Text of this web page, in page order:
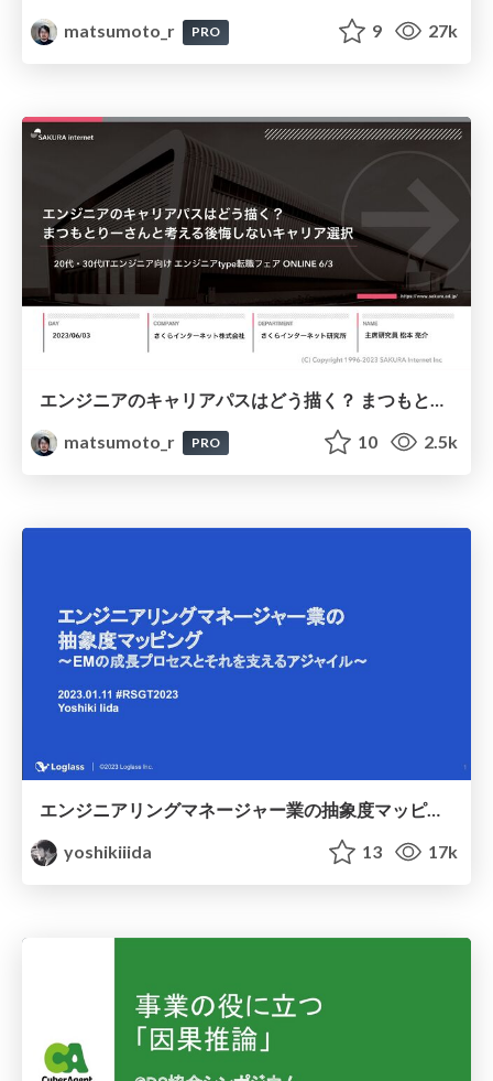
matsumoto_r PRO 9 27k
エンジニアのキャリアパスはどう描く？ まつもとりーさんと考える後悔しないキャリア選択
matsumoto_r
PRO 10 2.5k
エンジニアリングマネージャー業の抽象度マッピング / Abstraction mapping of engineering manager's job
yoshikiiida
13 17k